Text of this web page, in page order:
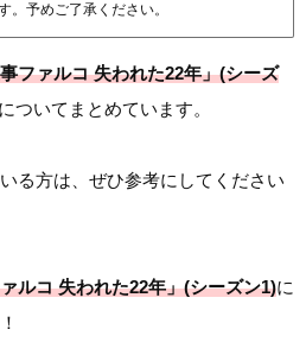
。予めご了承ください。
ファルコ 失われた22年」(シーズ
ついてまとめています。
る方は、ぜひ参考にしてください
ルコ 失われた22年」(シーズン1)に